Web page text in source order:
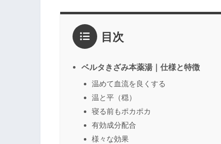
2点
1点
感想*
目次
ベルタきざみ本薬湯｜仕様と特徴
温めて血流を良くする
温と平（穏）
寝る前もポカポカ
有効成分配合
様々な効果